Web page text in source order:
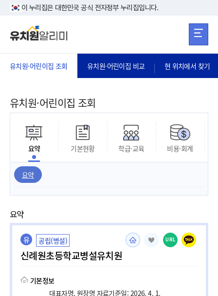
본문 바로가기
이 누리집은 대한민국 공식 전자정부 누리집입니다.
유치원·어린이집 조회 유치원·어린이집 비교 현 위치에서 찾기
유치원·어린이집 조회
요약 기본현황 학급·교육 비용·회계
요약
요약
유 공립(병설)
신례원초등학교병설유치원
URL
기본정보
대표자명, 원장명 자료기준일: 2026. 4. 1.